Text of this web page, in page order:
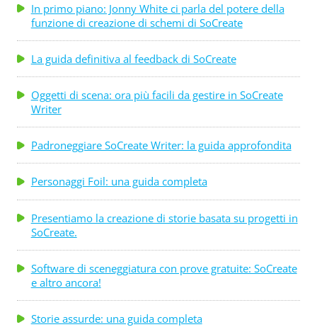
In primo piano: Jonny White ci parla del potere della
funzione di creazione di schemi di SoCreate
La guida definitiva al feedback di SoCreate
Oggetti di scena: ora più facili da gestire in SoCreate
Writer
Padroneggiare SoCreate Writer: la guida approfondita
Personaggi Foil: una guida completa
Presentiamo la creazione di storie basata su progetti in
SoCreate.
Software di sceneggiatura con prove gratuite: SoCreate
e altro ancora!
Storie assurde: una guida completa